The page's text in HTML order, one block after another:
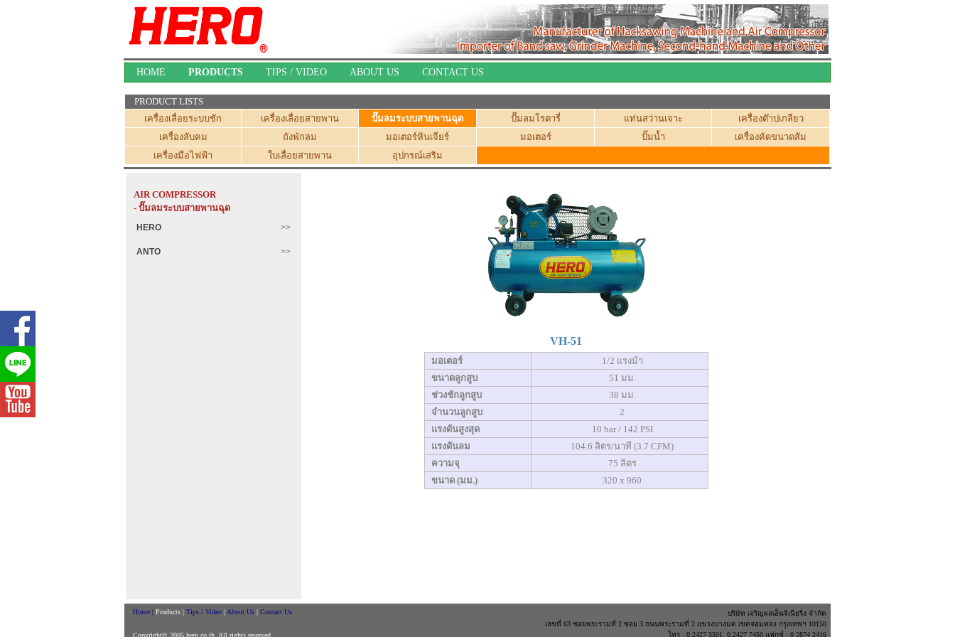
HOME PRODUCTS TIPS / VIDEO ABOUT US CONTACT US
PRODUCT LISTS
เครื่องเลื่อยระบบชัก
เครื่องเลื่อยสายพาน ปั๊มลมระบบสายพานฉุด ปั๊มลมโรตารี่ แท่นสว่านเจาะ
เครื่องต๊าปเกลียว
เครื่องลับคม
ถังพักลม มอเตอร์หินเจียร์ มอเตอร์ ปั๊มน้ำ
เครื่องคัดขนาดส้ม
เครื่องมือไฟฟ้า
ใบเลื่อยสายพาน อุปกรณ์เสริม
AIR COMPRESSOR
- ปั๊มลมระบบสายพานฉุด
HERO
ANTO
VH-51
มอเตอร์
1/2 แรงม้า
ขนาดลูกสูบ
51 มม.
ช่วงชักลูกสูบ
38 มม.
จำนวนลูกสูบ
2
แรงดันสูงสุด
10 bar / 142 PSI
แรงดันลม
104.6 ลิตร/นาที (3.7 CFM)
ความจุ
75 ลิตร
ขนาด (มม.)
320 x 960
Home | Products | Tips / Video | About Us | Contact Us
Copyright© 2005 hero.co.th, All rights reserved.
บริษัท เจริญผลเอ็นจิเนียริ่ง จำกัด
เลขที่ 63 ซอยพระรามที่ 2 ซอย 3 ถนนพระรามที่ 2 แขวงบางมด เขตจอมทอง กรุงเทพฯ 10150
โทร : 0 2427 3501, 0 2427 7450 แฟกซ์ : 0 2874 2416